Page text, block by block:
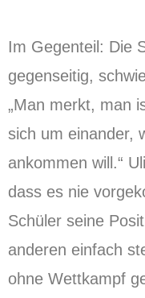
Im Gegenteil: Die
gegenseitig,
„Man merkt, man
sich um einander,
ankommen will.“
dass es nie
Schüler seine
anderen einfach
ohne Wettkampf